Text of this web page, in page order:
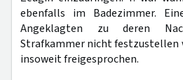
ebenfalls im Badezimmer.
Angeklagten zu deren
Strafkammer nicht festzustellen
insoweit freigesprochen.